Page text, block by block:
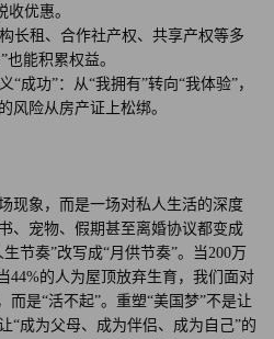
优惠。
长租、合作社产权、共享产权等多
也能积累权益。
“成功”：从“我拥有”转向“我体验”，
风险从房产证上松绑。
现象，而是一场对私人生活的深度
、宠物、假期甚至离婚协议都变成
节奏”改写成“月供节奏”。当200万
44%的人为屋顶放弃生育，我们面对
而是“活不起”。重塑“美国梦”不是让
“成为父母、成为伴侣、成为自己”的